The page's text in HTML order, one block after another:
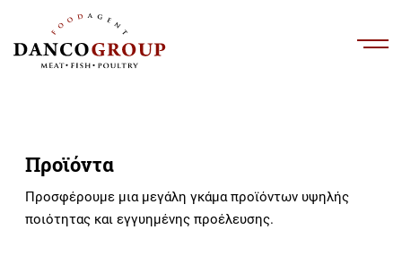
Προϊόντα
Προσφέρουμε μια μεγάλη γκάμα προϊόντων υψηλής
ποιότητας και εγγυημένης προέλευσης.